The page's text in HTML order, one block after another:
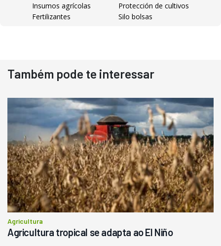
Pá Carregadeira Cat 966
Ano 1987
R$ 145.000
Consultar
Insumos agrícolas
Protección de cultivos
Fertilizantes
Silo bolsas
Também pode te interessar
Agricultura
Agricultura tropical se adapta ao El Niño